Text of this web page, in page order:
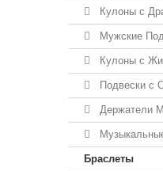
Кулоны с
Мужские
Кулоны с
Подвески с
Держатели
Браслеты